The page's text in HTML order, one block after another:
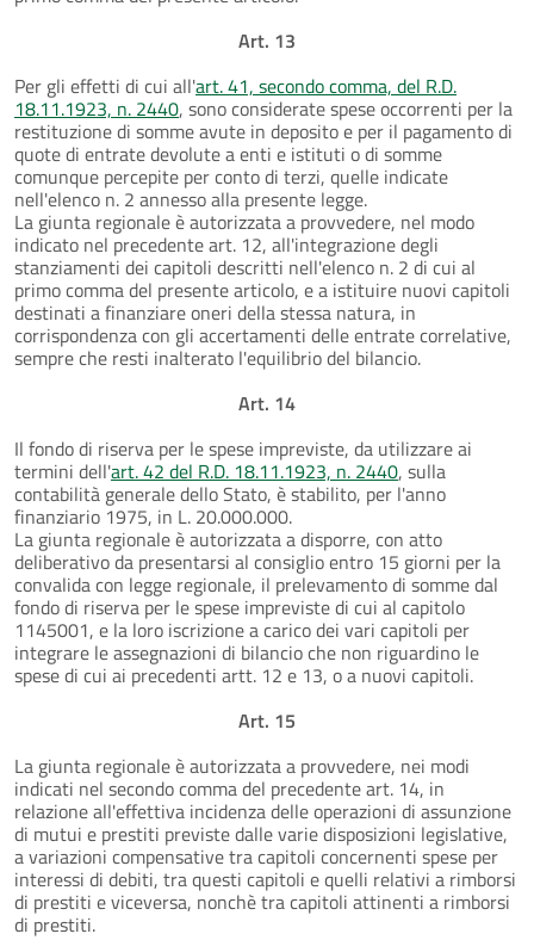
Art. 13
Per gli effetti di cui all'art. 41, secondo comma, del R.D.
18.11.1923, n. 2440, sono considerate spese occorrenti per la
restituzione di somme avute in deposito e per il pagamento di
quote di entrate devolute a enti e istituti o di somme
comunque percepite per conto di terzi, quelle indicate
nell'elenco n. 2 annesso alla presente legge.
La giunta regionale è autorizzata a provvedere, nel modo
indicato nel precedente art. 12, all'integrazione degli
stanziamenti dei capitoli descritti nell'elenco n. 2 di cui al
primo comma del presente articolo, e a istituire nuovi capitoli
destinati a finanziare oneri della stessa natura, in
corrispondenza con gli accertamenti delle entrate correlative,
sempre che resti inalterato l'equilibrio del bilancio.
Art. 14
Il fondo di riserva per le spese impreviste, da utilizzare ai
termini dell'art. 42 del R.D. 18.11.1923, n. 2440, sulla
contabilità generale dello Stato, è stabilito, per l'anno
finanziario 1975, in L. 20.000.000.
La giunta regionale è autorizzata a disporre, con atto
deliberativo da presentarsi al consiglio entro 15 giorni per la
convalida con legge regionale, il prelevamento di somme dal
fondo di riserva per le spese impreviste di cui al capitolo
1145001, e la loro iscrizione a carico dei vari capitoli per
integrare le assegnazioni di bilancio che non riguardino le
spese di cui ai precedenti artt. 12 e 13, o a nuovi capitoli.
Art. 15
La giunta regionale è autorizzata a provvedere, nei modi
indicati nel secondo comma del precedente art. 14, in
relazione all'effettiva incidenza delle operazioni di assunzione
di mutui e prestiti previste dalle varie disposizioni legislative,
a variazioni compensative tra capitoli concernenti spese per
interessi di debiti, tra questi capitoli e quelli relativi a rimborsi
di prestiti e viceversa, nonchè tra capitoli attinenti a rimborsi
di prestiti.